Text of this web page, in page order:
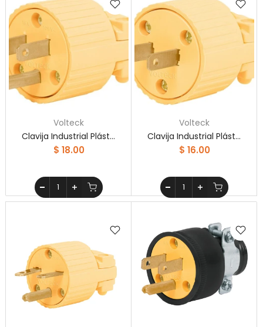
Volteck
Clavija Industrial Plástica 2 Polos 3 Hilos 1 Volteck
$ 18.00
Volteck
Clavija Industrial Plástica Sin Tierra Volteck
$ 16.00